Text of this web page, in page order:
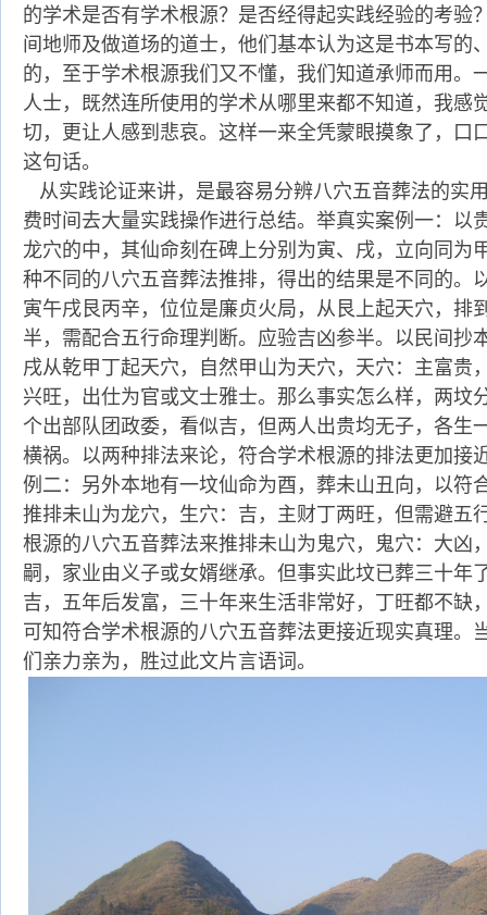
的学术是否有学术根源？是否经得起实践经验的考验
间地师及做道场的道士，他们基本认为这是书本写的
的，至于学术根源我们又不懂，我们知道承师而用。
人士，既然连所使用的学术从哪里来都不知道，我感
切，更让人感到悲哀。这样一来全凭蒙眼摸象了，口
这句话。
从实践论证来讲，是最容易分辨八穴五音葬法的实
费时间去大量实践操作进行总结。举真实案例一：以
龙穴的中，其仙命刻在碑上分别为寅、戌，立向同为
种不同的八穴五音葬法推排，得出的结果是不同的。
寅午戌艮丙辛，位位是廉贞火局，从艮上起天穴，排
半，需配合五行命理判断。应验吉凶参半。以民间抄
戌从乾甲丁起天穴，自然甲山为天穴，天穴：主富贵
兴旺，出仕为官或文士雅士。那么事实怎么样，两坟
个出部队团政委，看似吉，但两人出贵均无子，各生
横祸。以两种排法来论，符合学术根源的排法更加接
例二：另外本地有一坟仙命为酉，葬未山丑向，以符
推排未山为龙穴，生穴：吉，主财丁两旺，但需避五
根源的八穴五音葬法来推排未山为鬼穴，鬼穴：大凶
嗣，家业由义子或女婿继承。但事实此坟已葬三十年
吉，五年后发富，三十年来生活非常好，丁旺都不缺
可知符合学术根源的八穴五音葬法更接近现实真理。
们亲力亲为，胜过此文片言语词。